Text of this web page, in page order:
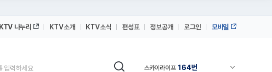
KTV 나누리 KTV소개 KTV소식 편성표 정보공개 로그인 모바일
검색 채널안내 펼쳐
IPTV(KT, SKB, LGU+)